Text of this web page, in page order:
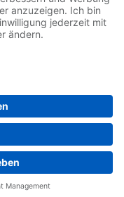
Cookie Choices